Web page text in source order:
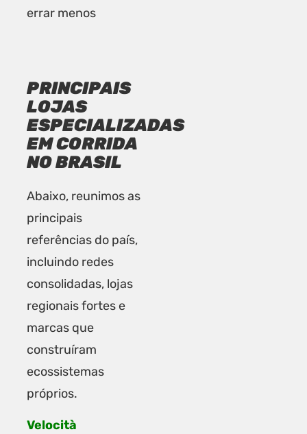
errar menos
PRINCIPAIS
LOJAS
ESPECIALIZADAS
EM CORRIDA
NO BRASIL
Abaixo, reunimos as
principais
referências do país,
incluindo redes
consolidadas, lojas
regionais fortes e
marcas que
construíram
ecossistemas
próprios.
Velocità